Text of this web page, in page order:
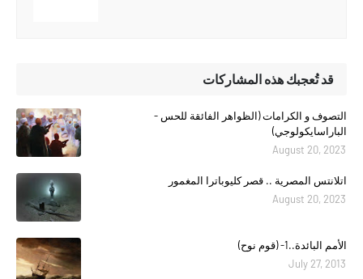
قد تُعجبك هذه المشاركات
التصوف و الكرامات (الظواهر الفائقة للحس -
الباراسايكولوجي)
August 20, 2023
اتلانتس المصرية .. قصر كليوباترا المغمور
August 20, 2023
الأمم البائدة..1- (قوم نوح)
July 27, 2013